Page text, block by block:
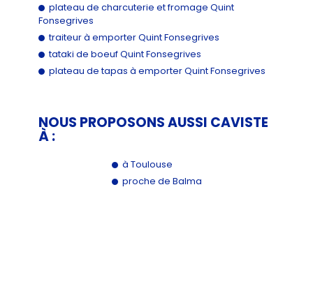
plateau de charcuterie et fromage Quint
Fonsegrives
traiteur à emporter Quint Fonsegrives
tataki de boeuf Quint Fonsegrives
plateau de tapas à emporter Quint Fonsegrives
NOUS PROPOSONS AUSSI CAVISTE
À :
à Toulouse
proche de Balma